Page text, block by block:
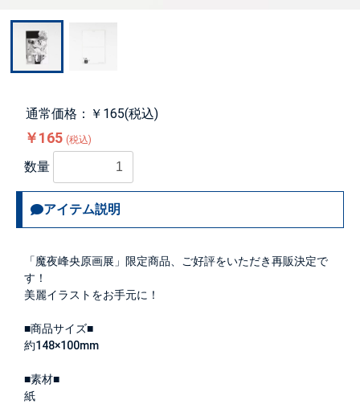
通常価格：￥165(税込)
￥165 (税込)
数量
アイテム説明
「魔夜峰央原画展」限定商品、ご好評をいただき再販決定で
す！
美麗イラストをお手元に！
■商品サイズ■
約148×100mm
■素材■
紙